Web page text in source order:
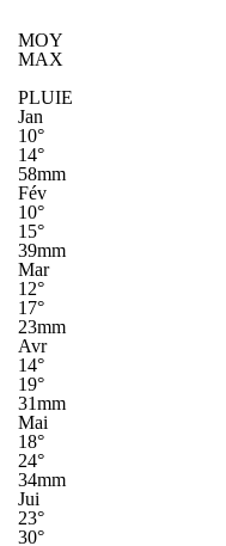
MOY
MAX
PLUIE
Jan
10°
14°
58mm
Fév
10°
15°
39mm
Mar
12°
17°
23mm
Avr
14°
19°
31mm
Mai
18°
24°
34mm
Jui
23°
30°